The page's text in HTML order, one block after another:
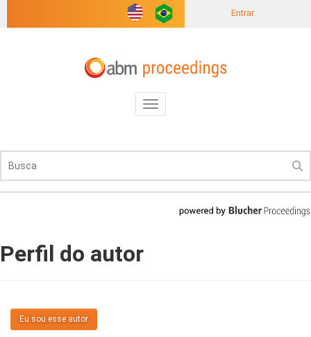
Entrar
Toggle
navigation
Perfil do autor
Eu sou esse autor